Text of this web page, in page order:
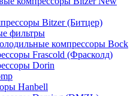
Bitzer (Битцер)
фильтры
компрессоры Bock
Frascold (Фрасколд)
Dorin
Hanbell